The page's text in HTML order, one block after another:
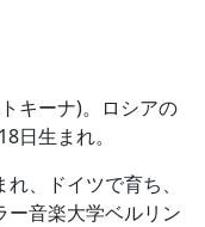
キーナ)。ロシアの
日生まれ。
、ドイツで育ち、
ー音楽大学ベルリン